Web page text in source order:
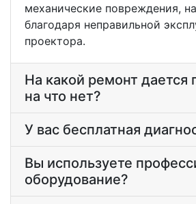
механические повреждения,
благодаря неправильной
проектора.
На какой ремонт дается
на что нет?
У вас бесплатная
Вы используете
оборудование?